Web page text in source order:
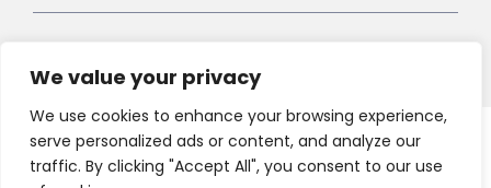
We value your privacy
We use cookies to enhance your browsing experience,
serve personalized ads or content, and analyze our
traffic. By clicking "Accept All", you consent to our use
Copyright 2021 HV-A, All Right Reserved